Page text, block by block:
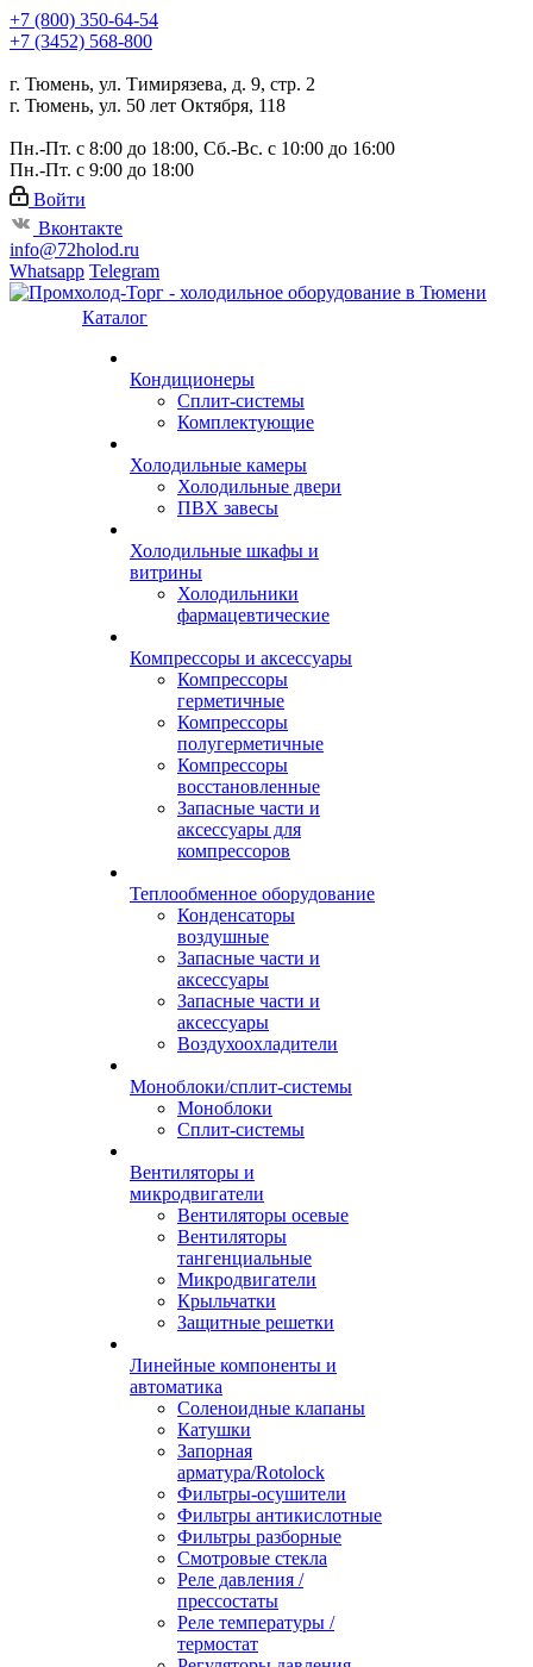
+7 (800) 350-64-54
+7 (3452) 568-800
г. Тюмень, ул. Тимирязева, д. 9, стр. 2
г. Тюмень, ул. 50 лет Октября, 118
Пн.-Пт. с 8:00 до 18:00, Сб.-Вс. с 10:00 до 16:00
Пн.-Пт. с 9:00 до 18:00
Войти
Вконтакте
info@72holod.ru
Whatsapp Telegram
Каталог
Кондиционеры
Сплит-системы
Комплектующие
Холодильные камеры
Холодильные двери
ПВХ завесы
Холодильные шкафы и
витрины
Холодильники
фармацевтические
Компрессоры и аксессуары
Компрессоры
герметичные
Компрессоры
полугерметичные
Компрессоры
восстановленные
Запасные части и
аксессуары для
компрессоров
Теплообменное оборудование
Конденсаторы
воздушные
Запасные части и
аксессуары
Запасные части и
аксессуары
Воздухоохладители
Моноблоки/сплит-системы
Моноблоки
Сплит-системы
Вентиляторы и
микродвигатели
Вентиляторы осевые
Вентиляторы
тангенциальные
Микродвигатели
Крыльчатки
Защитные решетки
Линейные компоненты и
автоматика
Соленоидные клапаны
Катушки
Запорная
арматура/Rotolock
Фильтры-осушители
Фильтры антикислотные
Фильтры разборные
Смотровые стекла
Реле давления /
прессостаты
Реле температуры /
термостат